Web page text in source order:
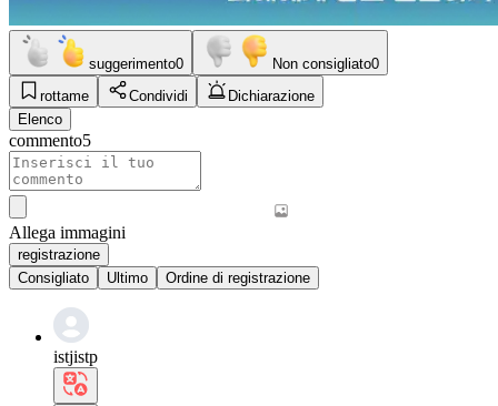
suggerimento0 Non consigliato0
rottame
Condividi
Dichiarazione
Elenco
commento5
Allega immagini
registrazione
Consigliato
Ultimo Ordine di registrazione
istjistp